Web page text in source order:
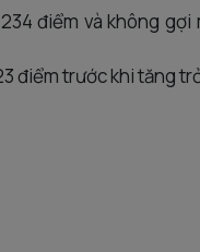
điểm và không
điểm trước khi tăng